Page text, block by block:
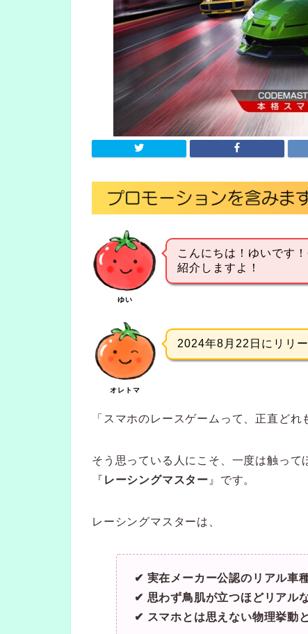
ゆい
こんにちは！ゆいです
紹介しますよ！
オレトマ
2024年8月22日にリリ
「スマホのレースゲームって、正直どれ
そう思っている人にこそ、一度は触って
『 レーシングマスター 』です。
レーシングマスターは、
✔ 実在メーカー公認のリアル車
✔ 思わず鳥肌が立つほどリアル
✔ スマホとは思えない物理挙動